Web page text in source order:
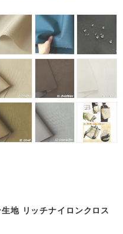
地 リッチナイロンクロス